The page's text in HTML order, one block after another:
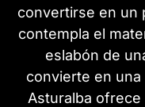
convertirse en un
contempla el
eslabón de
convierte en una
Asturalba